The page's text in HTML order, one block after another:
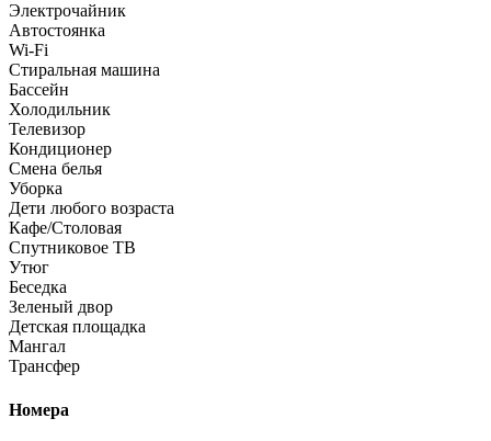
Электрочайник
Автостоянка
Wi-Fi
Стиральная машина
Бассейн
Холодильник
Телевизор
Кондиционер
Смена белья
Уборка
Дети любого возраста
Кафе/Столовая
Спутниковое ТВ
Утюг
Беседка
Зеленый двор
Детская площадка
Мангал
Трансфер
Номера